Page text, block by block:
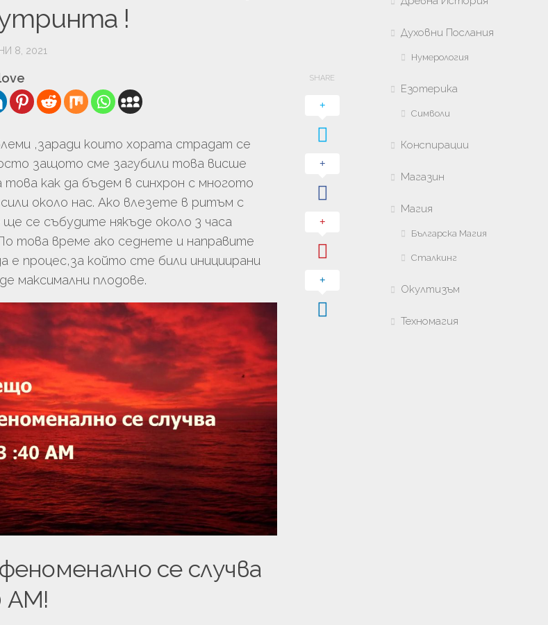
!
8, 2021
,заради които хората страдат се
защото сме загубили това висше
това как да бъдем в синхрон с многото
около нас. Ако влезете в ритъм с
се събудите някъде около 3 часа
това време ако седнете и направите
е процес,за който сте били инициирани
максимални плодове.
се случва
АМ!
SHARE
Духовни Послания
Нумерология
Езотерика
Символи
Конспирации
Магазин
Магия
Българска Магия
Сталкинг
Окултизъм
Техномагия